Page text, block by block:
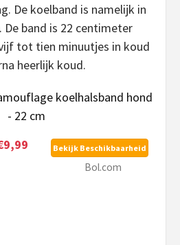
De koelband is namelijk in
band is 22 centimeter
tot tien minuutjes in koud
heerlijk koud.
koelhalsband hond
- 22 cm
Bekijk Beschikbaarheid
Bol.com